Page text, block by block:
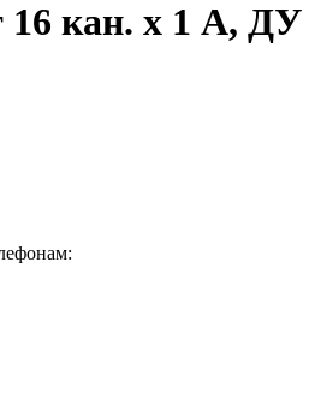
16 кан. х 1 А, ДУ